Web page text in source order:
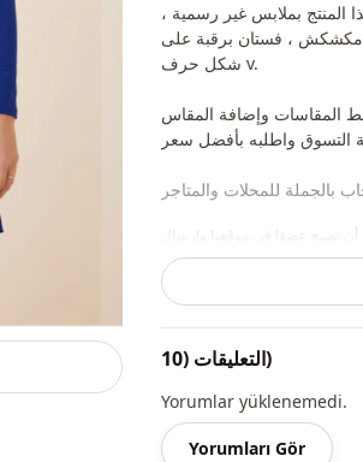
المنتج بملابس غير رسمية ،
، فستان برقبة على
شكل حرف v.
المقاسات وإضافة المقاس
أن تصبح عضوًا في موقعنا وإرسال
والحقائب والمجوهرات
لأغراض الديكور.)
التعليقات (10)
Yorumlar yüklenemedi.
Yorumları Gör